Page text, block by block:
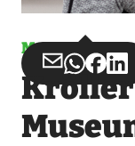
Museum
Teilen
über
Email
Teilen
über
Teilen
auf auf